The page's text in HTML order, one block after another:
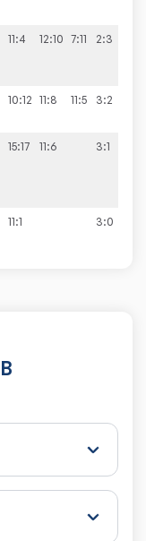
11:4 12:10 7:11 2:3
10:12 11:8 11:5 3:2
15:17 11:6 3:1
11:1 3:0